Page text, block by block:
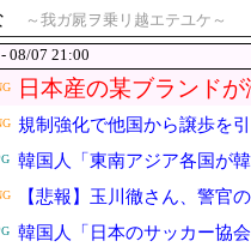
～我ガ屍ヲ乗リ越エテユケ～
08/07 21:00
日本産の某ブランド
て……
規制強化で他国から譲歩を
韓国人「東南アジア各国が
ル‥」
【悲報】玉川徹さん、警官
がコチラ → ………
韓国人「日本のサッカー協